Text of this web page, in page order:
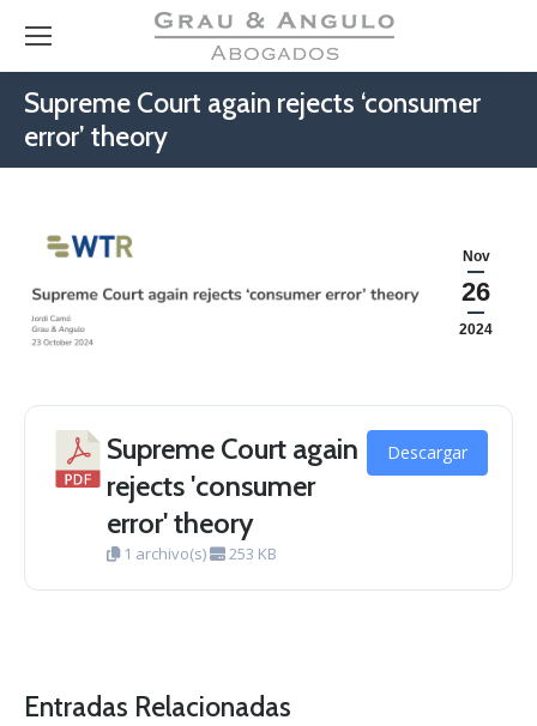
Supreme Court again rejects ‘consumer
error’ theory
Nov
26
2024
Supreme Court again
rejects 'consumer
error' theory
1 archivo(s) 253 KB
Descargar
Entradas Relacionadas